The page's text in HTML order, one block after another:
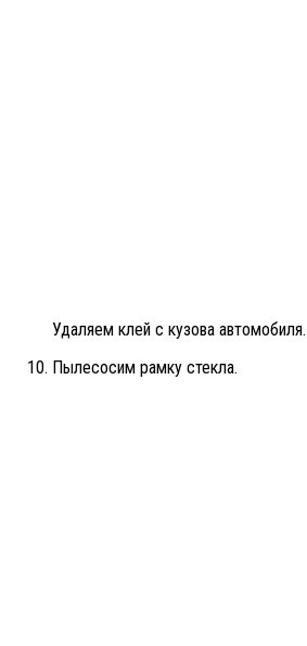
Удаляем клей с кузова автомобиля.
Пылесосим рамку стекла.